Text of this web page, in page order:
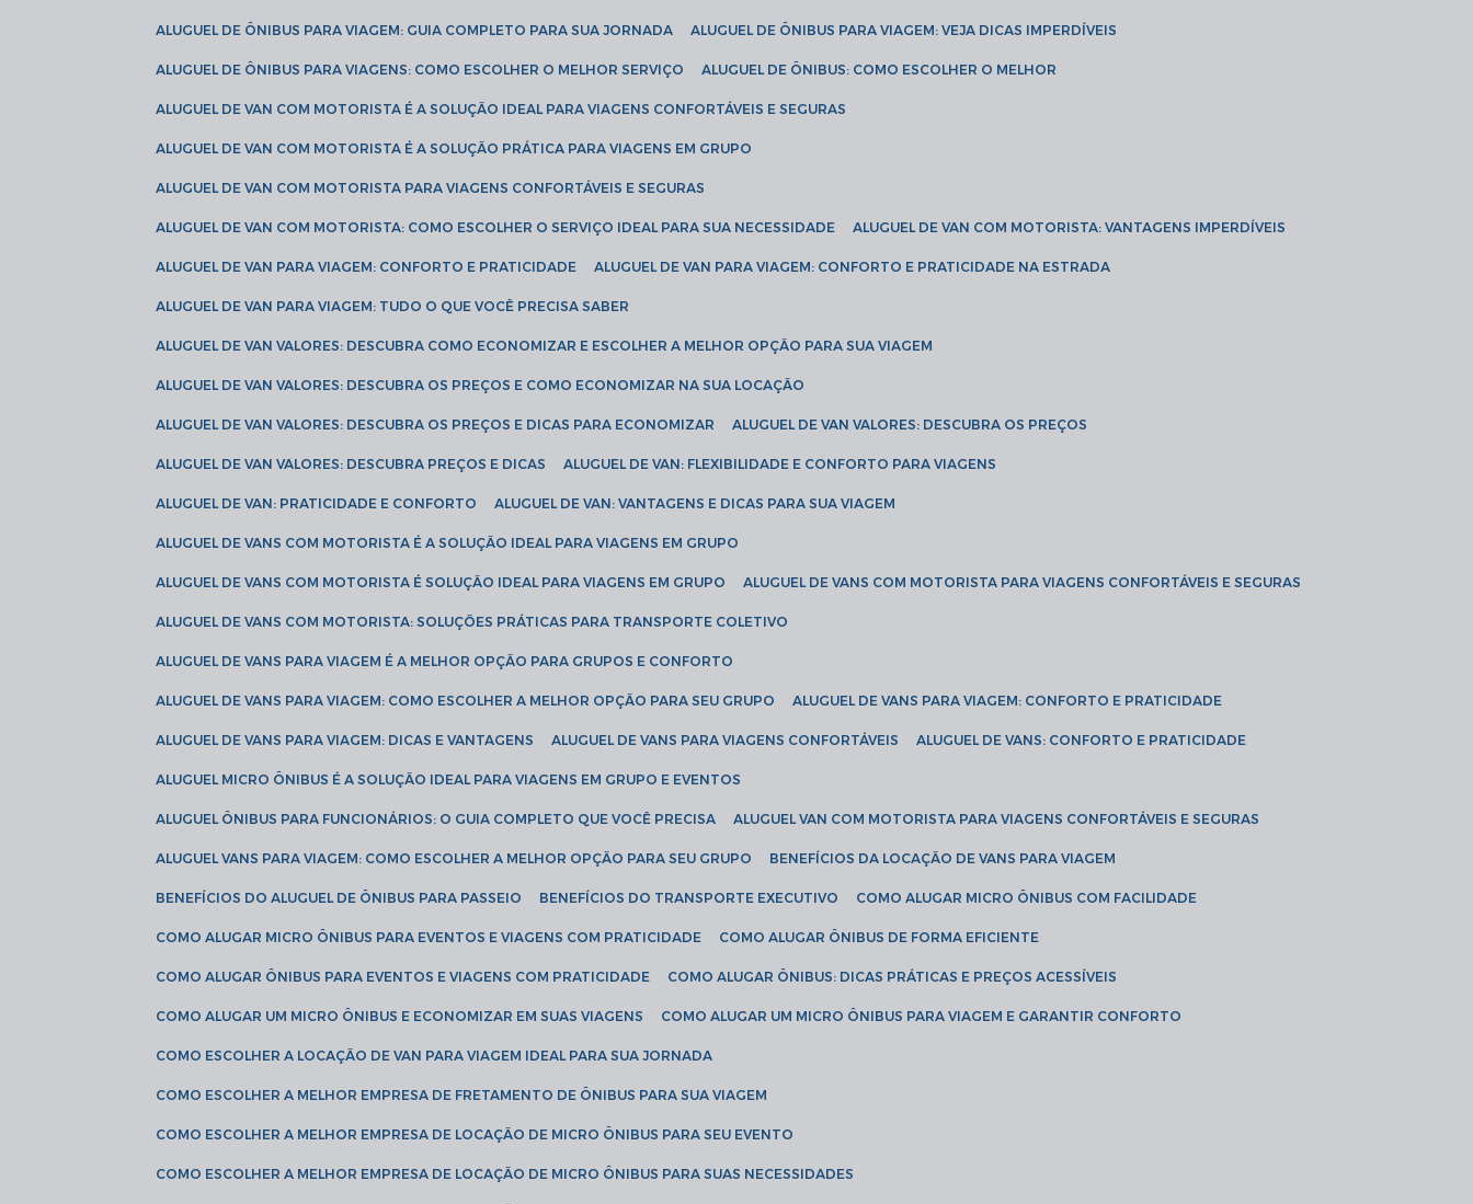
ALUGUEL DE ÔNIBUS PARA VIAGEM: GUIA COMPLETO PARA SUA JORNADA ALUGUEL DE ÔNIBUS PARA VIAGEM: VEJA DICAS IMPERDÍVEIS
ALUGUEL DE ÔNIBUS PARA VIAGENS: COMO ESCOLHER O MELHOR SERVIÇO ALUGUEL DE ÔNIBUS: COMO ESCOLHER O MELHOR
ALUGUEL DE VAN COM MOTORISTA É A SOLUÇÃO IDEAL PARA VIAGENS CONFORTÁVEIS E SEGURAS
ALUGUEL DE VAN COM MOTORISTA É A SOLUÇÃO PRÁTICA PARA VIAGENS EM GRUPO
ALUGUEL DE VAN COM MOTORISTA PARA VIAGENS CONFORTÁVEIS E SEGURAS
ALUGUEL DE VAN COM MOTORISTA: COMO ESCOLHER O SERVIÇO IDEAL PARA SUA NECESSIDADE ALUGUEL DE VAN COM MOTORISTA: VANTAGENS IMPERDÍVEIS
ALUGUEL DE VAN PARA VIAGEM: CONFORTO E PRATICIDADE ALUGUEL DE VAN PARA VIAGEM: CONFORTO E PRATICIDADE NA ESTRADA
ALUGUEL DE VAN PARA VIAGEM: TUDO O QUE VOCÊ PRECISA SABER
ALUGUEL DE VAN VALORES: DESCUBRA COMO ECONOMIZAR E ESCOLHER A MELHOR OPÇÃO PARA SUA VIAGEM
ALUGUEL DE VAN VALORES: DESCUBRA OS PREÇOS E COMO ECONOMIZAR NA SUA LOCAÇÃO
ALUGUEL DE VAN VALORES: DESCUBRA OS PREÇOS E DICAS PARA ECONOMIZAR ALUGUEL DE VAN VALORES: DESCUBRA OS PREÇOS
ALUGUEL DE VAN VALORES: DESCUBRA PREÇOS E DICAS ALUGUEL DE VAN: FLEXIBILIDADE E CONFORTO PARA VIAGENS
ALUGUEL DE VAN: PRATICIDADE E CONFORTO ALUGUEL DE VAN: VANTAGENS E DICAS PARA SUA VIAGEM
ALUGUEL DE VANS COM MOTORISTA É A SOLUÇÃO IDEAL PARA VIAGENS EM GRUPO
ALUGUEL DE VANS COM MOTORISTA É SOLUÇÃO IDEAL PARA VIAGENS EM GRUPO ALUGUEL DE VANS COM MOTORISTA PARA VIAGENS CONFORTÁVEIS E SEGURAS
ALUGUEL DE VANS COM MOTORISTA: SOLUÇÕES PRÁTICAS PARA TRANSPORTE COLETIVO
ALUGUEL DE VANS PARA VIAGEM É A MELHOR OPÇÃO PARA GRUPOS E CONFORTO
ALUGUEL DE VANS PARA VIAGEM: COMO ESCOLHER A MELHOR OPÇÃO PARA SEU GRUPO ALUGUEL DE VANS PARA VIAGEM: CONFORTO E PRATICIDADE
ALUGUEL DE VANS PARA VIAGEM: DICAS E VANTAGENS ALUGUEL DE VANS PARA VIAGENS CONFORTÁVEIS ALUGUEL DE VANS: CONFORTO E PRATICIDADE
ALUGUEL MICRO ÔNIBUS É A SOLUÇÃO IDEAL PARA VIAGENS EM GRUPO E EVENTOS
ALUGUEL ÔNIBUS PARA FUNCIONÁRIOS: O GUIA COMPLETO QUE VOCÊ PRECISA ALUGUEL VAN COM MOTORISTA PARA VIAGENS CONFORTÁVEIS E SEGURAS
ALUGUEL VANS PARA VIAGEM: COMO ESCOLHER A MELHOR OPÇÃO PARA SEU GRUPO BENEFÍCIOS DA LOCAÇÃO DE VANS PARA VIAGEM
BENEFÍCIOS DO ALUGUEL DE ÔNIBUS PARA PASSEIO BENEFÍCIOS DO TRANSPORTE EXECUTIVO COMO ALUGAR MICRO ÔNIBUS COM FACILIDADE
COMO ALUGAR MICRO ÔNIBUS PARA EVENTOS E VIAGENS COM PRATICIDADE COMO ALUGAR ÔNIBUS DE FORMA EFICIENTE
COMO ALUGAR ÔNIBUS PARA EVENTOS E VIAGENS COM PRATICIDADE COMO ALUGAR ÔNIBUS: DICAS PRÁTICAS E PREÇOS ACESSÍVEIS
COMO ALUGAR UM MICRO ÔNIBUS E ECONOMIZAR EM SUAS VIAGENS COMO ALUGAR UM MICRO ÔNIBUS PARA VIAGEM E GARANTIR CONFORTO
COMO ESCOLHER A LOCAÇÃO DE VAN PARA VIAGEM IDEAL PARA SUA JORNADA
COMO ESCOLHER A MELHOR EMPRESA DE FRETAMENTO DE ÔNIBUS PARA SUA VIAGEM
COMO ESCOLHER A MELHOR EMPRESA DE LOCAÇÃO DE MICRO ÔNIBUS PARA SEU EVENTO
COMO ESCOLHER A MELHOR EMPRESA DE LOCAÇÃO DE MICRO ÔNIBUS PARA SUAS NECESSIDADES